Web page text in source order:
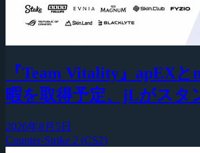
『Team Vitality』apEX
暇を取得予定、jLがスタ
2026年8月5日
Counter-Strike 2 (CS2)